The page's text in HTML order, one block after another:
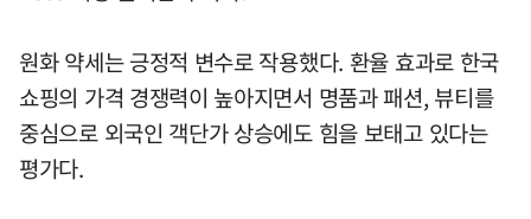
원화 약세는 긍정적 변수로 작용했다. 환율 효과로 한국
쇼핑의 가격 경쟁력이 높아지면서 명품과 패션, 뷰티를
중심으로 외국인 객단가 상승에도 힘을 보태고 있다는
평가다.